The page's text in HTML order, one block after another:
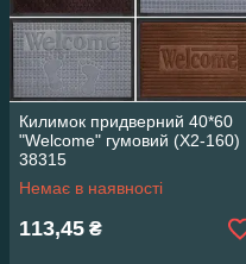
Килимок придверний 40*60
"Welcome" гумовий (X2-160)
38315
Немає в наявності
113,45 ₴